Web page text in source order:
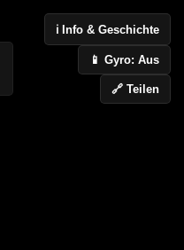
ℹ️ Info & Geschichte
📱 Gyro: Aus
🔗 Teilen